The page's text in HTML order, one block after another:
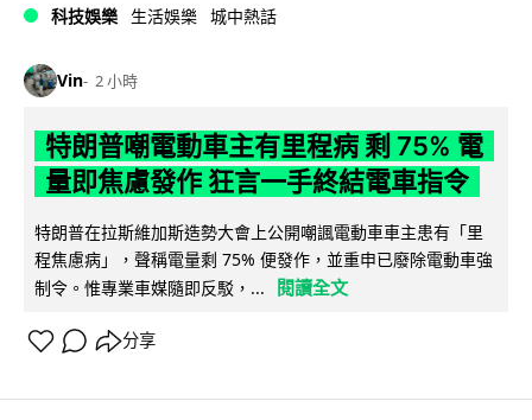
科技娛樂 生活娛樂 城中熱話
Vin 2 小時
特朗普嘲電動車主有里程病 剩 75% 電
量即焦慮發作 狂言一手終結電車指令
特朗普在拉斯維加斯造勢大會上公開嘲諷電動車車主患有「里
程焦慮病」，聲稱電量剩 75% 便發作，並重申已廢除電動車強
制令。惟專業車媒隨即反駁，...
閱讀全文
分享